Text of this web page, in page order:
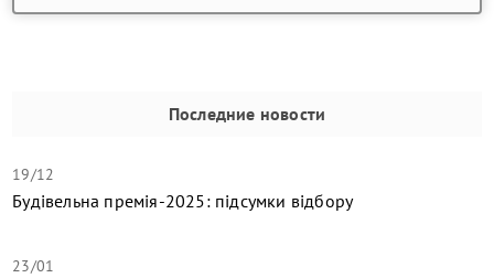
Последние новости
19/12
Будівельна премія-2025: підсумки відбору
23/01